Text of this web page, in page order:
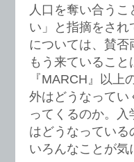
人口を奪い合う
い」と指摘をさ
については、賛
もう来ているこ
『MARCH』以
外はどうなってい
ってくるのか。
はどうなってい
いろんなことが気